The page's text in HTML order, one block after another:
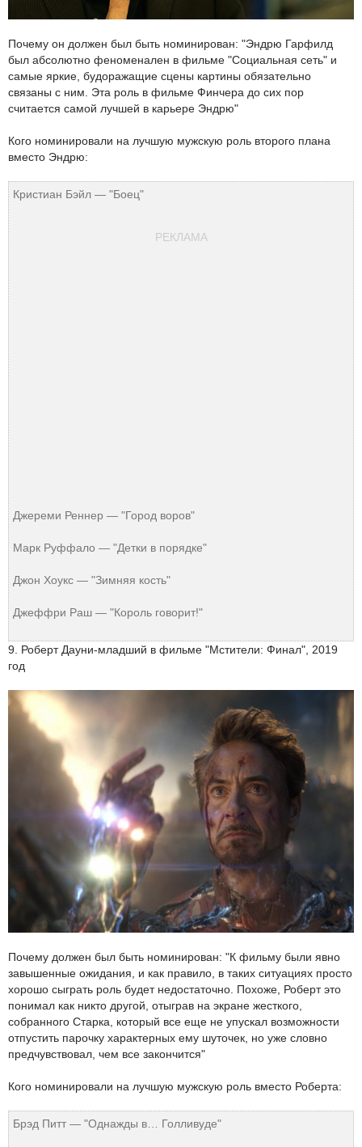
Почему он должен был быть номинирован: "Эндрю Гарфилд
был абсолютно феноменален в фильме "Социальная сеть" и
самые яркие, будоражащие сцены картины обязательно
связаны с ним. Эта роль в фильме Финчера до сих пор
считается самой лучшей в карьере Эндрю"
Кого номинировали на лучшую мужскую роль второго плана
вместо Эндрю:
Кристиан Бэйл — "Боец"
РЕКЛАМА
Джереми Реннер — "Город воров"
Марк Руффало — "Детки в порядке"
Джон Хоукс — "Зимняя кость"
Джеффри Раш — "Король говорит!"
9. Роберт Дауни-младший в фильме "Мстители: Финал", 2019
год
Почему должен был быть номинирован: "К фильму были явно
завышенные ожидания, и как правило, в таких ситуациях просто
хорошо сыграть роль будет недостаточно. Похоже, Роберт это
понимал как никто другой, отыграв на экране жесткого,
собранного Старка, который все еще не упускал возможности
отпустить парочку характерных ему шуточек, но уже словно
предчувствовал, чем все закончится"
Кого номинировали на лучшую мужскую роль вместо Роберта:
Брэд Питт — "Однажды в… Голливуде"